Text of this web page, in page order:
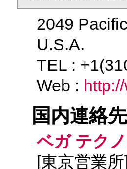
2049
U.S.A.
TEL :
Web :
国内連絡先
ベガ テク
[東京営業所]